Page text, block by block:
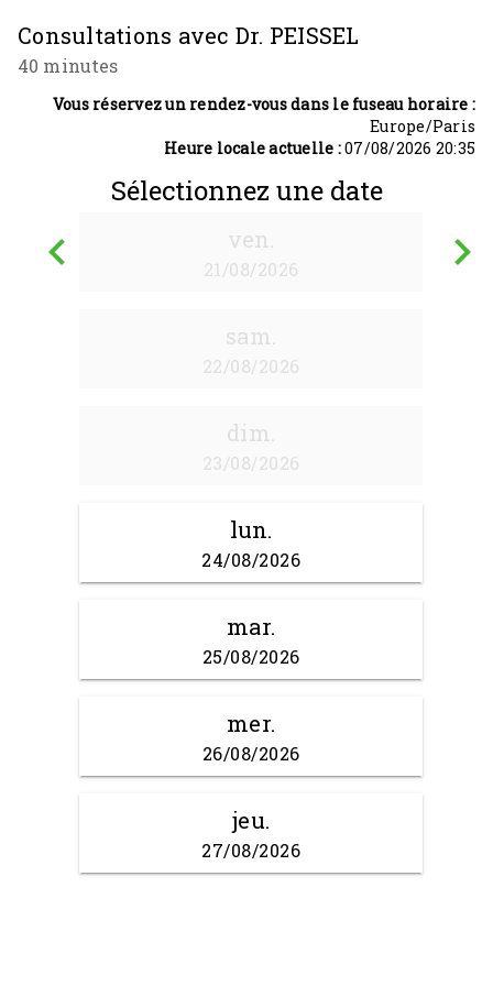
Consultations avec Dr. PEISSEL
40 minutes
Vous réservez un rendez-vous dans le fuseau horaire :
Europe/Paris
Heure locale actuelle :07/08/2026 20:35
Sélectionnez une date
keyboard_arrow_left keyboard_arrow_right
ven.
21/08/2026
sam.
22/08/2026
dim.
23/08/2026
lun.
24/08/2026
mar.
25/08/2026
mer.
26/08/2026
jeu.
27/08/2026